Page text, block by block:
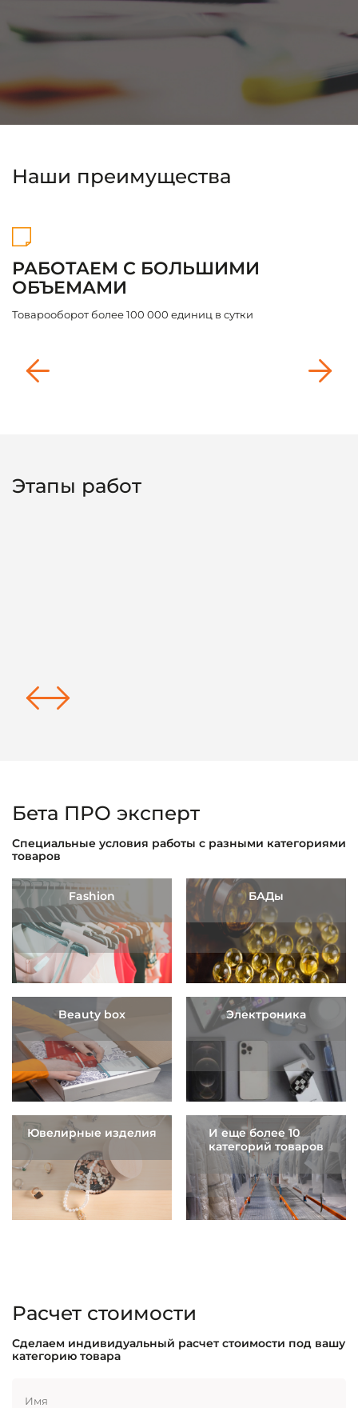
и схем DBS. Приемка товара, маркировка,
в ячейках/мезонин/вешальное, складская
предпродажная подготовка, API-интеграции,
Наши преимущества
РАБОТАЕМ С БОЛЬШИМИ
ОБЪЕМАМИ
Товарооборот более 100 000 единиц в сутки
Этапы работ
Бета ПРО эксперт
Специальные условия работы с разными категориями
товаров
Fashion БАДы
Beauty box Электроника
Ювелирные изделия
И еще более 10
категорий товаров
Расчет стоимости
Сделаем индивидуальный расчет стоимости под вашу
категорию товара
Имя